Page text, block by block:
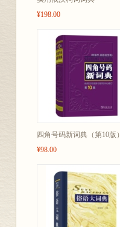
¥198.00
四角号码新词典（第10版）
¥98.00